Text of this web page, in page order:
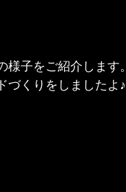
子をご紹介します。
づくりをしましたよ♪